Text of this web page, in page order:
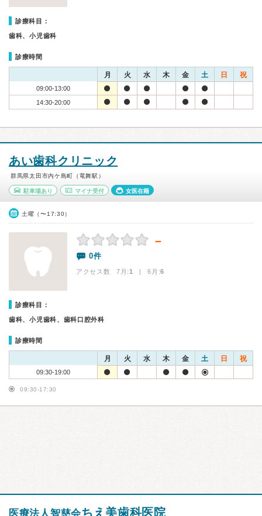
診療科目：
歯科、小児歯科
診療時間
月 火 水 木 金 土 日 祝
09:00-13:00
14:30-20:00
あい歯科クリニック
群馬県太田市内ケ島町（竜舞駅）
駐車場あり マイナ受付 女医在籍
土曜（〜17:30）
－
0件
アクセス数 7月:1 | 6月:6
診療科目：
歯科、小児歯科、歯科口腔外科
診療時間
月 火 水 木 金 土 日 祝
09:30-19:00
09:30-17:30
医療法人智慈会ちえ美歯科医院